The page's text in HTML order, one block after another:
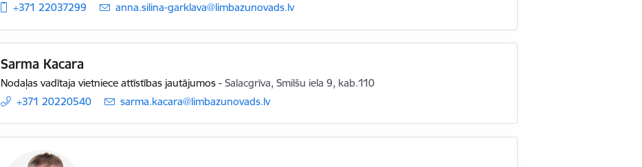
+371 22037299 E-pasts:
anna.silina-garklava@limbazunovads.lv
Sarma Kacara
Nodaļas vadītaja vietniece attīstības jautājumos - Salacgrīva, Smilšu iela 9, kab.110
+371 20220540
E-pasts:
sarma.kacara@limbazunovads.lv